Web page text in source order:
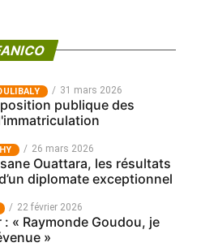
31 mars 2026
publique des
26 mars 2026
Ouattara, les résultats
diplomate exceptionnel
22 février 2026
: « Raymonde Goudou, je
»